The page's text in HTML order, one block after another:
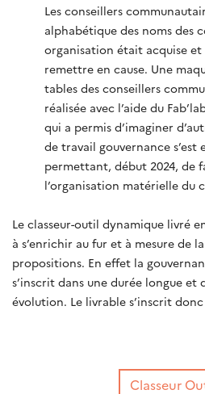
Les conseillers
alphabétique des noms des
organisation était acquise
remettre en cause. Une
tables des conseillers
réalisée avec l’aide du
qui a permis d’imaginer
de travail gouvernance
permettant, début 2024, de
l’organisation matérielle du
Le classeur-outil dynamique livré
à s’enrichir au fur et à mesure de
propositions. En effet la
s’inscrit dans une durée longue et
évolution. Le livrable s’inscrit
Classeur